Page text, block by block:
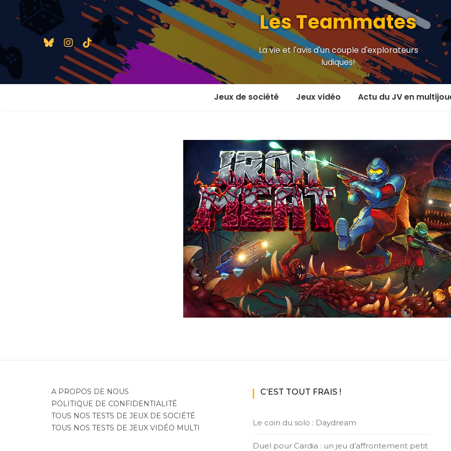
Les Teammates
La vie et l'avis d'un couple d'explorateurs
ludiques!
Jeux de société
2 joueurs
2 joueurs et plus
En coop’
En versus
Jeux Access+
Jeux vidéo
En versus
Local en écran partagé
En ligne
MMORPG
Par plateforme
PC
PS4
Switch
Actu du JV en
A PROPOS DE NOUS
POLITIQUE DE CONFIDENTIALITÉ
TOUS NOS TESTS DE JEUX DE SOCIÉTÉ
TOUS NOS TESTS DE JEUX VIDÉO MULTI
C’EST TOUT FRAIS !
Le coin du solo : Daydream
Duel pour Cardia : un jeu d’affrontement petit